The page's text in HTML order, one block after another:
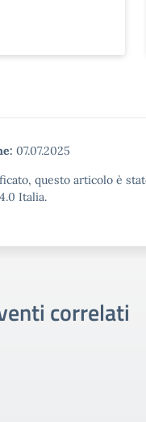
07.07.2025
questo articolo è
Italia.
correlati